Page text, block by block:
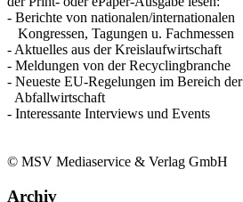
- Berichte von nationalen/internationalen
Kongressen, Tagungen u. Fachmessen
- Aktuelles aus der Kreislaufwirtschaft
- Meldungen von der Recyclingbranche
- Neueste EU-Regelungen im Bereich der
Abfallwirtschaft
- Interessante Interviews und Events
© MSV Mediaservice & Verlag GmbH
Archiv